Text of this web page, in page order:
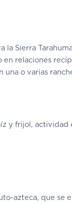
Sierra
relaciones
o varias
y frijol, actividad
azteca, que se